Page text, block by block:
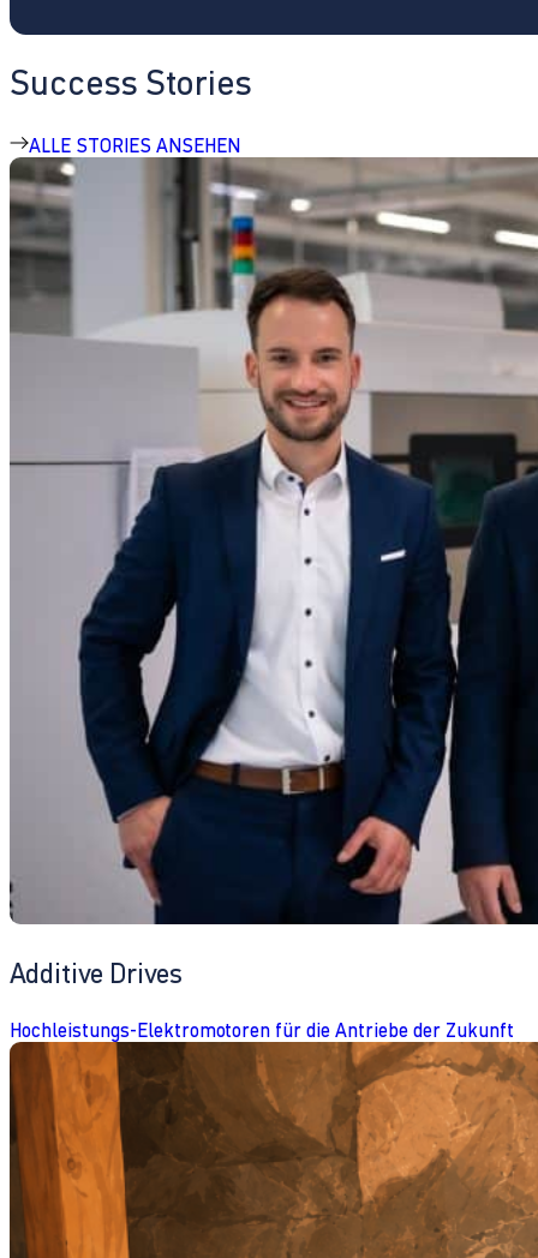
Success Stories
ALLE STORIES ANSEHEN
Additive Drives
Hochleistungs-Elektromotoren für die Antriebe der Zukunft